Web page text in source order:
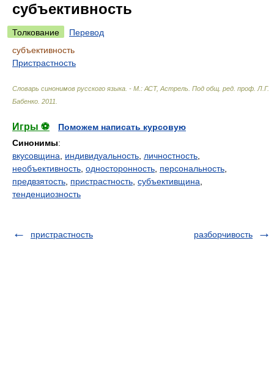
субъективность
Толкование
Перевод
субъективность
Пристрастность
Словарь синонимов русского языка. - М.: АСТ, Астрель Под общ. ред. проф. Л.Г.
Бабенко 2011
Игры ⚽
Поможем написать курсовую
Синонимы:
вкусовщина
индивидуальность личностность
необъективность односторонность персональность
предвзятость пристрастность субъективщина
тенденциозность
пристрастность разборчивость